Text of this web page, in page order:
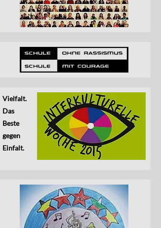
Vielfalt.
Das
Beste
gegen
Einfalt.